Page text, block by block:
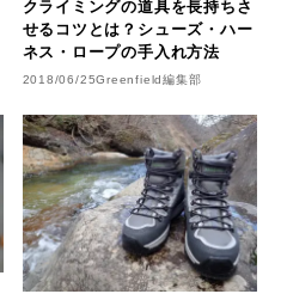
クライミングの道具を長持ちさ
せるコツとは？シューズ・ハー
ネス・ロープの手入れ方法
2018/06/25Greenfield編集部